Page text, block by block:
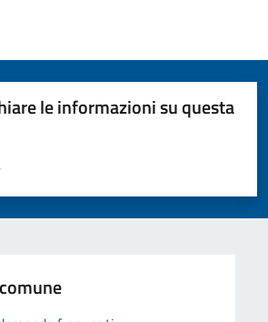
le informazioni su questa
5 stelle su 5
stelle su 5
su 5
5